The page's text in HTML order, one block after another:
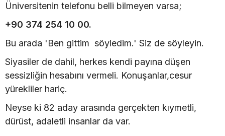
Üniversitenin telefonu belli bilmeyen varsa;
+90 374 254 10 00.
Bu arada 'Ben gittim söyledim.' Siz de söyleyin.
Siyasiler de dahil, herkes kendi payına düşen
sessizliğin hesabını vermeli. Konuşanlar,cesur
yürekliler hariç.
Neyse ki 82 aday arasında gerçekten kıymetli,
dürüst, adaletli insanlar da var.